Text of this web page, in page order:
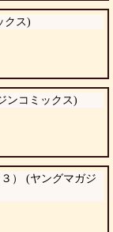
クス)
ンコミックス)
） (ヤングマガジ